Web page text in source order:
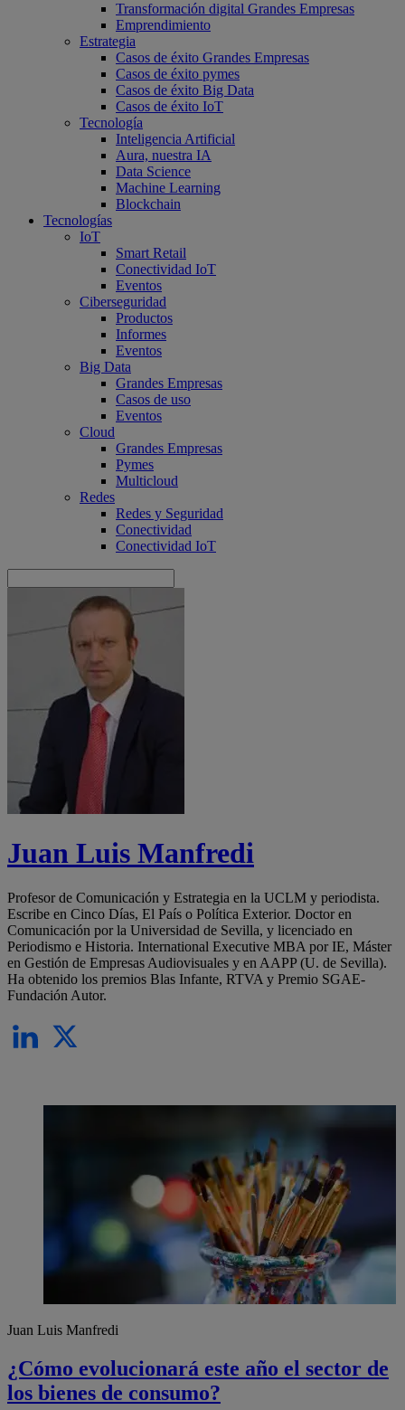
Transformación digital Grandes Empresas
Emprendimiento
Estrategia
Casos de éxito Grandes Empresas
Casos de éxito pymes
Casos de éxito Big Data
Casos de éxito IoT
Tecnología
Inteligencia Artificial
Aura, nuestra IA
Data Science
Machine Learning
Blockchain
Tecnologías
IoT
Smart Retail
Conectividad IoT
Eventos
Ciberseguridad
Productos
Informes
Eventos
Big Data
Grandes Empresas
Casos de uso
Eventos
Cloud
Grandes Empresas
Pymes
Multicloud
Redes
Redes y Seguridad
Conectividad
Conectividad IoT
Juan Luis Manfredi
Profesor de Comunicación y Estrategia en la UCLM y periodista.
Escribe en Cinco Días, El País o Política Exterior. Doctor en
Comunicación por la Universidad de Sevilla, y licenciado en
Periodismo e Historia. International Executive MBA por IE, Máster
en Gestión de Empresas Audiovisuales y en AAPP (U. de Sevilla).
Ha obtenido los premios Blas Infante, RTVA y Premio SGAE-
Fundación Autor.
Juan Luis Manfredi
¿Cómo evolucionará este año el sector de
los bienes de consumo?